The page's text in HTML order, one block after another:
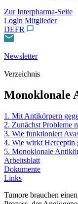
Zur Interpharma-Seite
Login Mitglieder
DEFR
Newsletter
Verzeichnis
Monoklonale
1. Mit Antikörpern
2. Zunächst Probleme
3. Wie funktioniert
4. Wie wirkt Herceptin
5. Monoklonale
Arbeitsblatt
Dokumente
Links
Tumore brauchen